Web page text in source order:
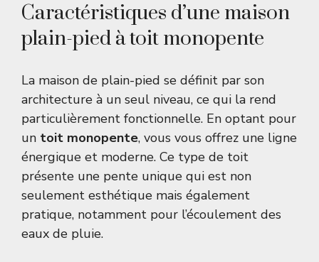
Caractéristiques d’une maison
plain-pied à toit monopente
La maison de plain-pied se définit par son
architecture à un seul niveau, ce qui la rend
particulièrement fonctionnelle. En optant pour
un toit monopente, vous vous offrez une ligne
énergique et moderne. Ce type de toit
présente une pente unique qui est non
seulement esthétique mais également
pratique, notamment pour l’écoulement des
eaux de pluie.